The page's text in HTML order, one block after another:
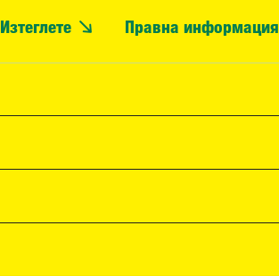
Изтеглете Правна информация